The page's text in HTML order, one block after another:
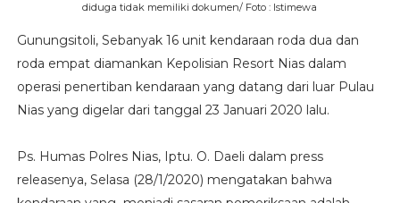
diduga tidak memiliki dokumen/ Foto : Istimewa
Gunungsitoli, Sebanyak 16 unit kendaraan roda dua dan
roda empat diamankan Kepolisian Resort Nias dalam
operasi penertiban kendaraan yang datang dari luar Pulau
Nias yang digelar dari tanggal 23 Januari 2020 lalu.
Ps. Humas Polres Nias, Iptu. O. Daeli dalam press
releasenya, Selasa (28/1/2020) mengatakan bahwa